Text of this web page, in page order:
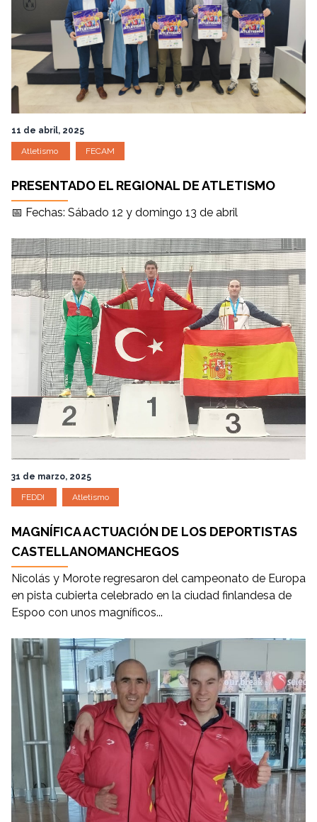
11 de abril, 2025
Atletismo FECAM
PRESENTADO EL REGIONAL DE ATLETISMO
📅 Fechas: Sábado 12 y domingo 13 de abril
31 de marzo, 2025
FEDDI Atletismo
MAGNÍFICA ACTUACIÓN DE LOS DEPORTISTAS
CASTELLANOMANCHEGOS
Nicolás y Morote regresaron del campeonato de Europa
en pista cubierta celebrado en la ciudad finlandesa de
Espoo con unos magníficos...